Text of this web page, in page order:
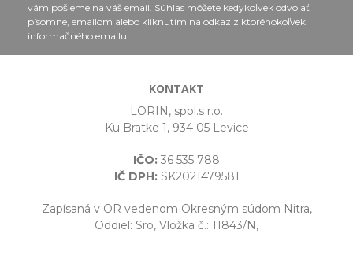
vám pošleme na váš email. Súhlas môžete kedykoľvek odvolať
písomne, emailom alebo kliknutím na odkaz z ktoréhokoľvek
informačného emailu.
KONTAKT
LORIN, spol.s r.o.
Ku Bratke 1, 934 05 Levice
IČO: 36 535 788
IČ DPH:SK2021479581
Zapísaná v OR vedenom Okresným súdom Nitra,
Oddiel: Sro, Vložka č.: 11843/N,